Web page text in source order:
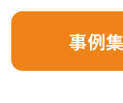
事例